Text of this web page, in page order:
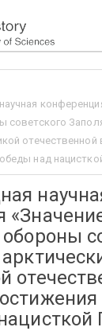
советского
отечественной
над